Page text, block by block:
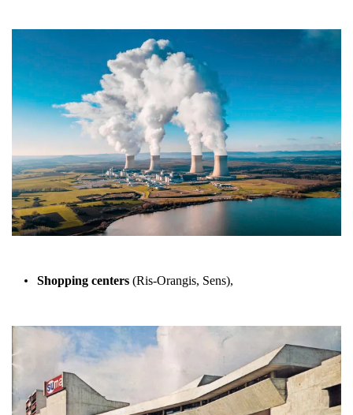
Shopping centers (Ris-Orangis, Sens),